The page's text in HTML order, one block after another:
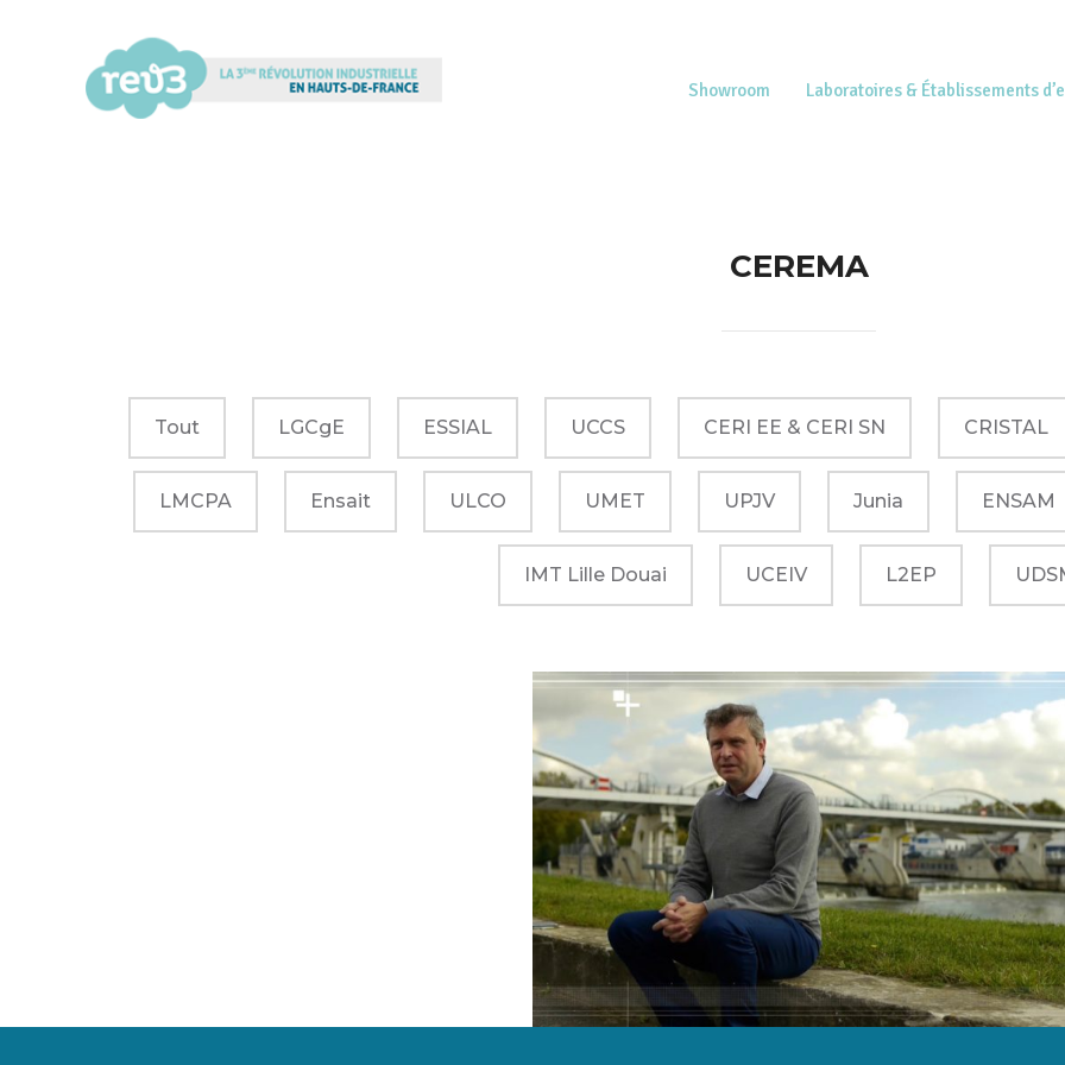
Showroom Laboratoires & Établissements
CEREMA
Tout LGCgE ESSIAL UCCS CERI EE & CERI SN CRISTAL
LMCPA Ensait ULCO UMET UPJV Junia ENSAM
IMT Lille Douai UCEIV L2EP